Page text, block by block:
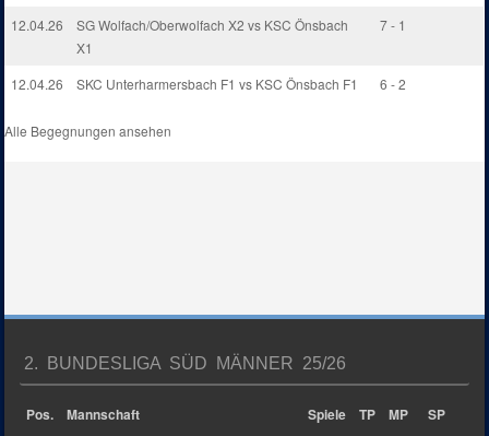
12.04.26
SG Wolfach/Oberwolfach X2 vs KSC Önsbach
X1
7 - 1
12.04.26 SKC Unterharmersbach F1 vs KSC Önsbach F1 6 - 2
Alle Begegnungen ansehen
2. BUNDESLIGA SÜD MÄNNER 25/26
Pos. Mannschaft Spiele TP MP SP